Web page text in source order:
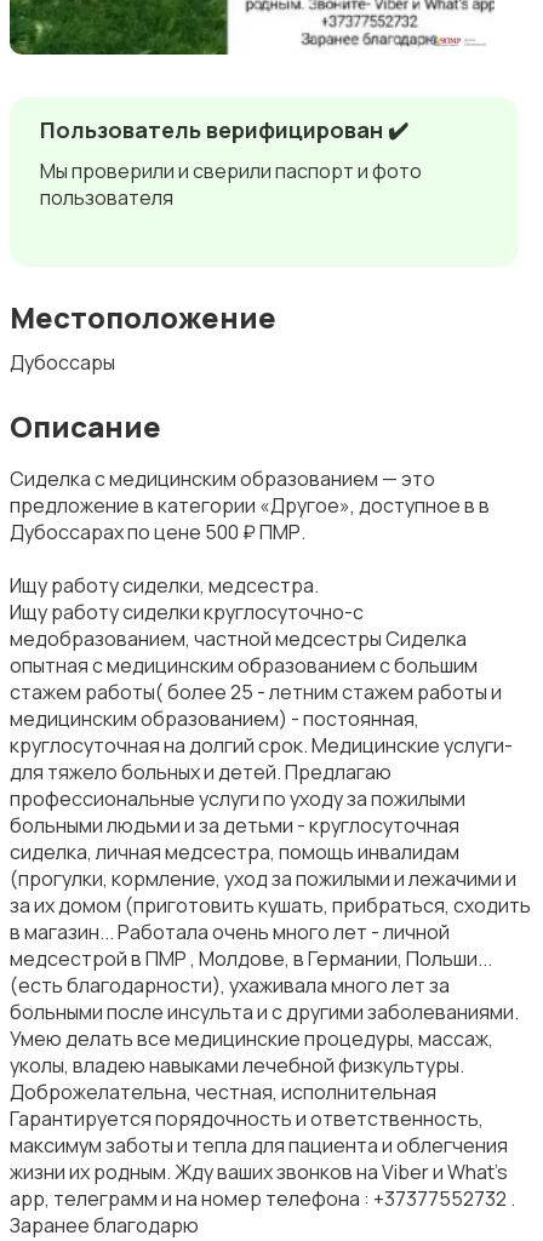
Пользователь верифицирован ✔️
Мы проверили и сверили паспорт и фото
пользователя
Местоположение
Дубоссары
Описание
Сиделка с медицинским образованием — это
предложение в категории «Другое», доступное в в
Дубоссарах по цене 500 ₽ ПМР.
Ищу работу сиделки, медсестра.
Ищу работу сиделки круглосуточно-с
медобразованием, частной медсестры Сиделка
опытная с медицинским образованием с большим
стажем работы( более 25 - летним стажем работы и
медицинским образованием) - постоянная,
круглосуточная на долгий срок. Медицинские услуги-
для тяжело больных и детей. Предлагаю
профессиональные услуги по уходу за пожилыми
больными людьми и за детьми - круглосуточная
сиделка, личная медсестра, помощь инвалидам
(прогулки, кормление, уход за пожилыми и лежачими и
за их домом (приготовить кушать, прибраться, сходить
в магазин... Работала очень много лет - личной
медсестрой в ПМР , Молдове, в Германии, Польши...
(есть благодарности), ухаживала много лет за
больными после инсульта и с другими заболеваниями.
Умею делать все медицинские процедуры, массаж,
уколы, владею навыками лечебной физкультуры.
Доброжелательна, честная, исполнительная
Гарантируется порядочность и ответственность,
максимум заботы и тепла для пациента и облегчения
жизни их родным. Жду ваших звонков на Viber и What's
app, телеграмм и на номер телефона : +37377552732 .
Заранее благодарю